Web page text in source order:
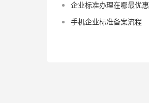
企业标准办理在哪最优惠
手机企业标准备案流程